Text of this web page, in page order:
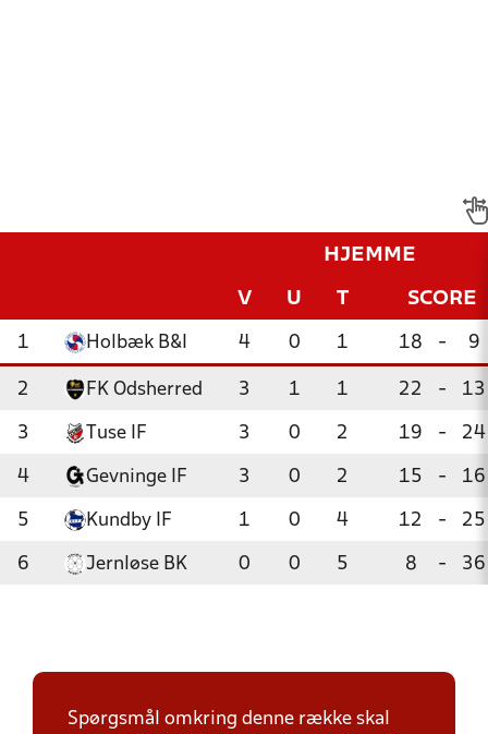
HJEMME
V U T SCORE
1 Holbæk B&I 4 0 1 18 - 9
2 FK Odsherred 3 1 1 22 - 13
3 Tuse IF 3 0 2 19 - 24
4 Gevninge IF 3 0 2 15 - 16
5 Kundby IF 1 0 4 12 - 25
6 Jernløse BK 0 0 5 8 - 36
Spørgsmål omkring denne række skal